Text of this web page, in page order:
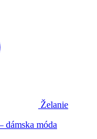
Želanie